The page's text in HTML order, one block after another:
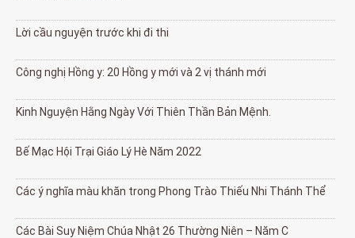
Lời cầu nguyện trước khi đi thi
Công nghị Hồng y: 20 Hồng y mới và 2 vị thánh mới
Kinh Nguyện Hằng Ngày Với Thiên Thần Bản Mệnh.
Bế Mạc Hội Trại Giáo Lý Hè Năm 2022
Các ý nghĩa màu khăn trong Phong Trào Thiếu Nhi Thánh Thể
Các Bài Suy Niệm Chúa Nhật 26 Thường Niên – Năm C